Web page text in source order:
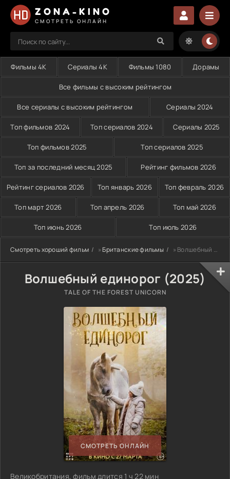
ZONA-KINO
СМОТРЕТЬ ОНЛАЙН
Фильмы 4K Сериалы 4K Фильмы 1080 Дорамы
Все фильмы с высоким рейтингом
Все сериалы с высоким рейтингом Сериалы 2024
Топ фильмов 2024 Топ сериалов 2024 Сериалы 2025
Топ фильмов 2025 Топ сериалов 2025
Топ за последний месяц 2025 Рейтинг фильмов 2026
Рейтинг сериалов 2026 Топ январь 2026 Топ февраль 2026
Топ март 2026 Топ апрель 2026 Топ май 2026
Топ июнь 2026 Топ июль 2026
Смотреть хороший фильм »Британские фильмы » Волшебный единорог (2025)
Волшебный единорог (2025)
TALE OF THE FOREST UNICORN
СМОТРЕТЬ ОНЛАЙН
Великобритания, фильм длится 1 ч 22 мин